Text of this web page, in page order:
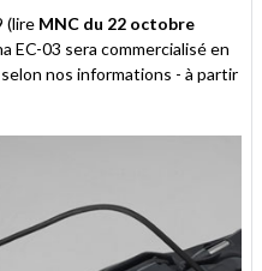
un
ami
(lire MNC du 22 octobre
EC-03 sera commercialisé en
nos informations - à partir